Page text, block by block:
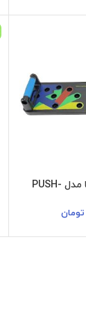
میله و تخته شنا مدل PUSH-
تومان